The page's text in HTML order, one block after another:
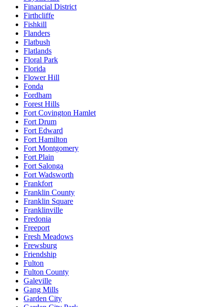
Financial District
Firthcliffe
Fishkill
Flanders
Flatbush
Flatlands
Floral Park
Florida
Flower Hill
Fonda
Fordham
Forest Hills
Fort Covington Hamlet
Fort Drum
Fort Edward
Fort Hamilton
Fort Montgomery
Fort Plain
Fort Salonga
Fort Wadsworth
Frankfort
Franklin County
Franklin Square
Franklinville
Fredonia
Freeport
Fresh Meadows
Frewsburg
Friendship
Fulton
Fulton County
Galeville
Gang Mills
Garden City